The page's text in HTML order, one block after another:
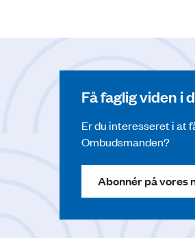
Få faglig viden i
Er du interesseret i at
Ombudsmanden?
Abonnér på vores